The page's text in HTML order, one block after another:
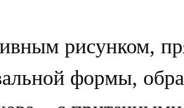
рисунком,
формы,